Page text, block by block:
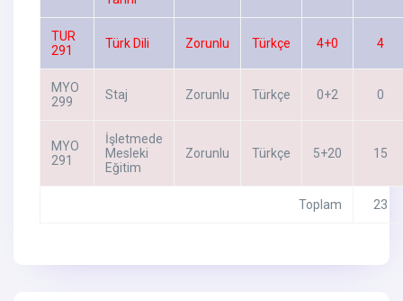
TUR
291
Türk Dili Zorunlu Türkçe 4+0 4
MYO
299
Staj Zorunlu Türkçe 0+2 0
MYO
291
İşletmede
Mesleki
Eğitim
Zorunlu Türkçe 5+20 15
Toplam 23